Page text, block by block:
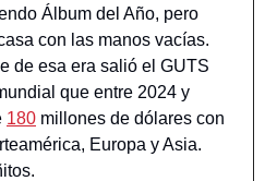
Álbum del Año, pero
con las manos vacías.
de esa era salió el GUTS
que entre 2024 y
180 millones de dólares con
Europa y Asia.